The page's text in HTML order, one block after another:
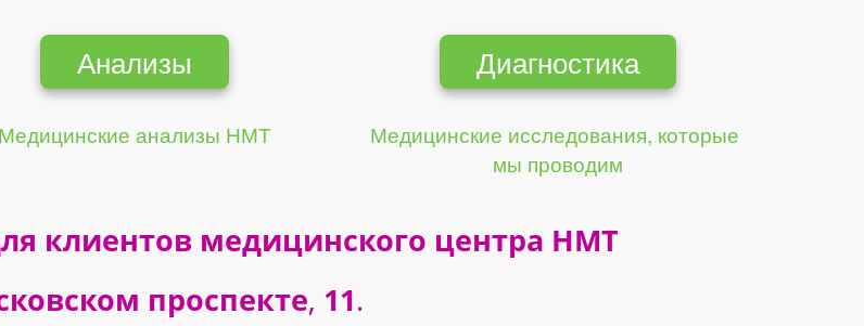
Анализы Диагностика
Медицинские анализы НМТ
Медицинские исследования, которые
мы проводим
клиентов медицинского центра НМТ
проспекте, 11.